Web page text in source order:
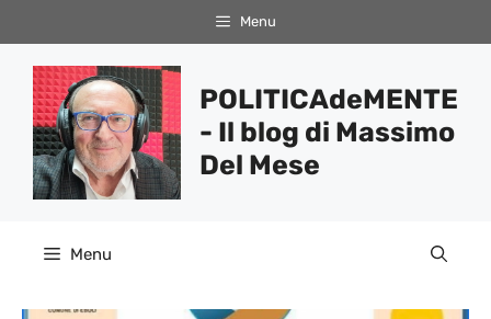
al
contenuto
Menu
POLITICAdeMENTE
- Il blog di Massimo
Del Mese
Menu